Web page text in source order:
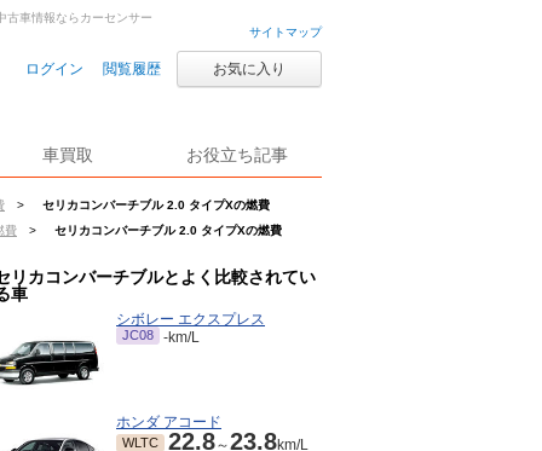
サイトマップ
ログイン 閲覧履歴 お気に入り
車買取 お役立ち記事
>
セリカコンバーチブル 2.0 タイプXの燃費
費
> セリカコンバーチブル 2.0 タイプXの燃費
古車情報ならカーセンサー
リカコンバーチブルとよく比較されてい
車
シボレー エクスプレス
JC08 -km/L
ホンダ アコード
WLTC 22.8～23.8km/L